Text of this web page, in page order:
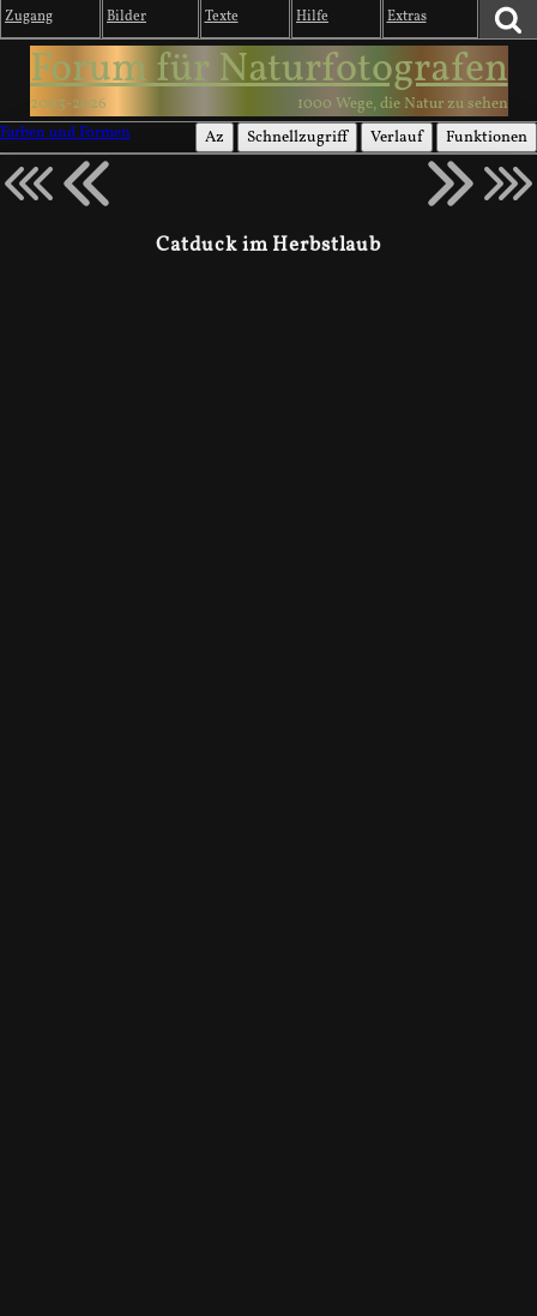
Zugang Bilder Texte Hilfe Extras
Forum für Naturfotografen
2003-2026
1000 Wege, die Natur zu sehen
Farben und Formen
Az Schnellzugriff Verlauf Funktionen
Catduck im Herbstlaub